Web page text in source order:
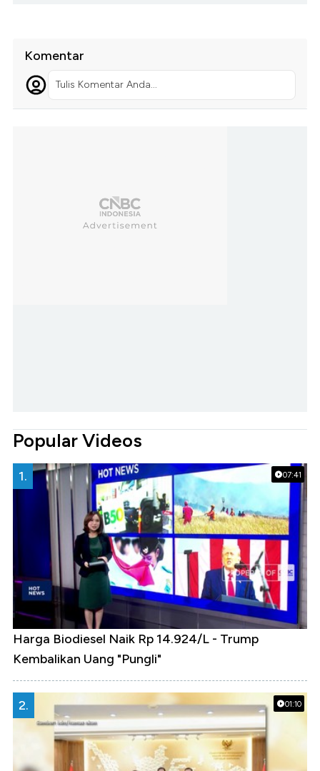
Komentar
Tulis Komentar Anda...
Popular Videos
07:41
1.
Harga Biodiesel Naik Rp 14.924/L - Trump
Kembalikan Uang "Pungli"
01:10
2.